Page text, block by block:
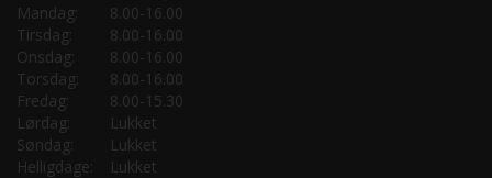
Mandag:
8.00-16.00
Tirsdag:
8.00-16.00
Onsdag:
8.00-16.00
Torsdag:
8.00-16.00
Fredag:
8.00-15.30
Lørdag:
Lukket
Søndag:
Lukket
Helligdage:
Lukket